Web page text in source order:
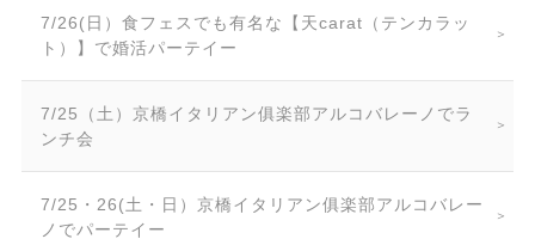
7/26(日）食フェスでも有名な【天carat（テンカラッ
ト）】で婚活パーテイー
7/25（土）京橋イタリアン俱楽部アルコバレーノでラ
ンチ会
7/25・26(土・日）京橋イタリアン俱楽部アルコバレー
ノでパーテイー